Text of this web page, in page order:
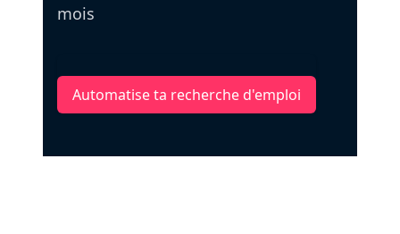
mois
Automatise ta recherche d'emploi